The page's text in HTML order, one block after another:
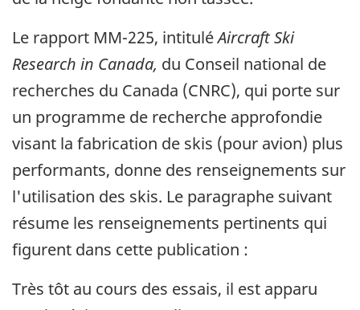
Le rapport MM-225, intituléAircraft Ski
Research in Canada, du Conseil national de
recherches du Canada (CNRC), qui porte sur
un programme de recherche approfondie
visant la fabrication de skis (pour avion) plus
performants, donne des renseignements sur
l'utilisation des skis. Le paragraphe suivant
résume les renseignements pertinents qui
figurent dans cette publication :
Très tôt au cours des essais, il est apparu